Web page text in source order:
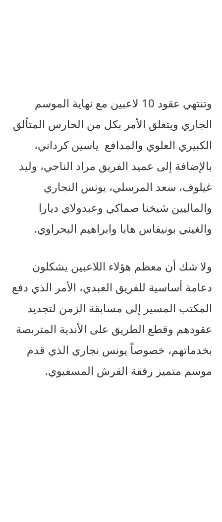
وتنتهي عقود 10 لاعبين مع نهاية الموسم
الجاري ويتعلق الأمر بكل من الحارس المتألق
الكبيري العلوي والمدافع ياسين كرداني،
بالإضافة إلى عميد الفريق مراد الناجي، وليد
غيلوف، سعد المرسلي، يونس النجاري
والماليين شيخنا صماكي وعبدولاي ديارا
والغيني بونيفاس هابا وابراهيم البحراوي.
ولا شك أن معظم هؤلاء اللاعبين يشكلون
دعامة أساسية للفريق العبدي، الأمر الذي دفع
المكتب المسير إلى مسابقة الزمن لتجديد
عقودهم وقطع الطريق على الأندية المتربصة
بخدماتهم، خصوصاً يونس نجاري الذي قدم
موسم متميز رفقة القرش المسفيوي.